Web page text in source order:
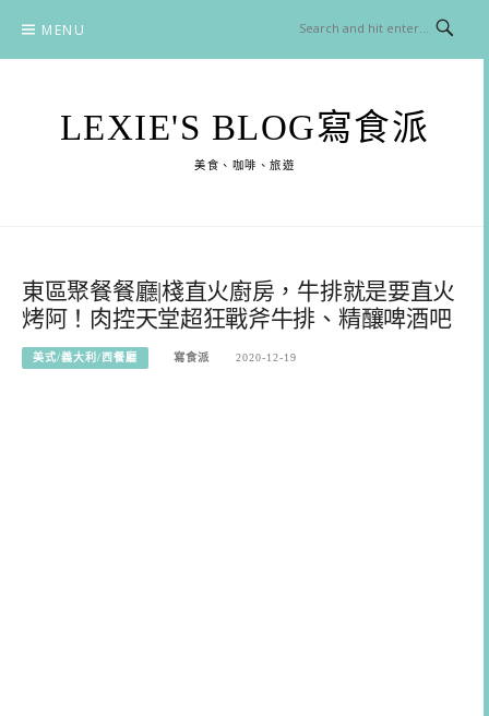
content
MENU
LEXIE'S BLOG寫食派
美食、咖啡、旅遊
東區聚餐餐廳|棧直火廚房，牛排就是要直火
烤阿！肉控天堂超狂戰斧牛排、精釀啤酒吧
美式/義大利/西餐廳 寫食派 2020-12-19